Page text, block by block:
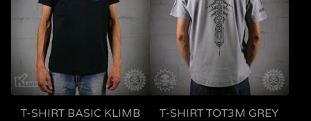
T-SHIRT BASIC KLIMB
T-SHIRT TOT3M GREY